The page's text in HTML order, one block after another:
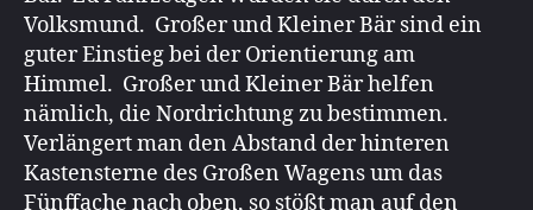
Volksmund. Großer und Kleiner Bär sind ein
guter Einstieg bei der Orientierung am
Himmel. Großer und Kleiner Bär helfen
nämlich, die Nordrichtung zu bestimmen.
Verlängert man den Abstand der hinteren
Kastensterne des Großen Wagens um das
Fünffache nach oben, so stößt man auf den